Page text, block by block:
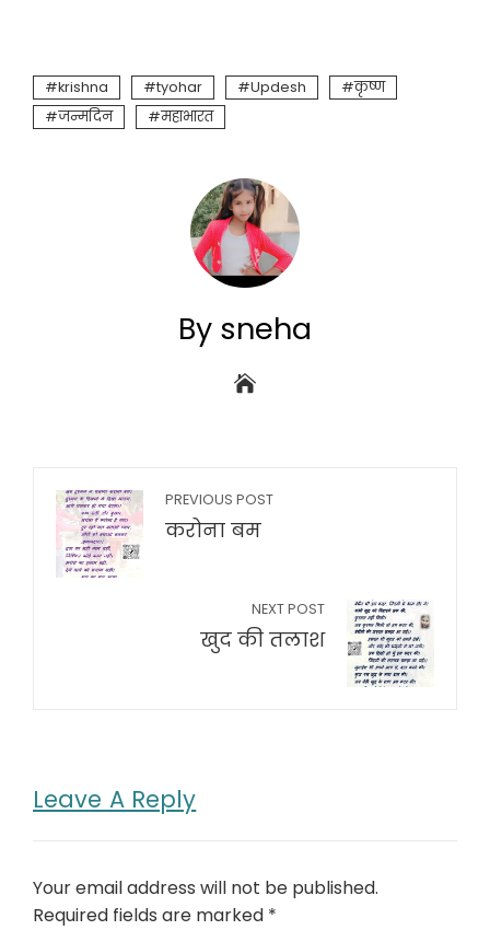
krishna tyohar Updesh
कृष्ण
जन्मदिन
महाभारत
By sneha
PREVIOUS POST
करोना बम
NEXT POST
खुद की तलाश
Leave A Reply
Your email address will not be published.
Required fields are marked *